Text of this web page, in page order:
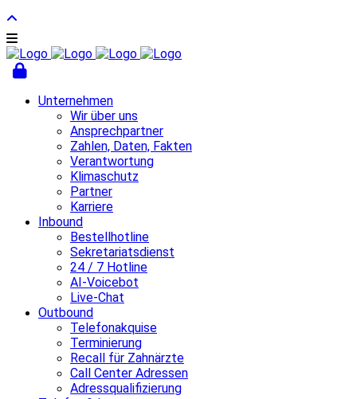
Unternehmen
Wir über uns
Ansprechpartner
Zahlen, Daten, Fakten
Verantwortung
Klimaschutz
Partner
Karriere
Inbound
Bestellhotline
Sekretariatsdienst
24 / 7 Hotline
AI-Voicebot
Live-Chat
Outbound
Telefonakquise
Terminierung
Recall für Zahnärzte
Call Center Adressen
Adressqualifizierung